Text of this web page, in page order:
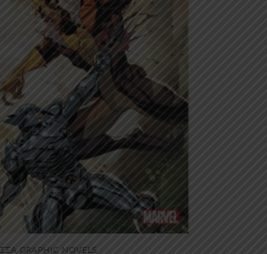
GRAPHIC NOVELS